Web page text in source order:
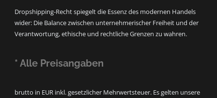
Dropshipping-Recht spiegelt die Essenz des modernen Handels
wider: Die Balance zwischen unternehmerischer Freiheit und der
Verantwortung, ethische und rechtliche Grenzen zu wahren.
* Alle Preisangaben
brutto in EUR inkl. gesetzlicher Mehrwertsteuer. Es gelten unsere